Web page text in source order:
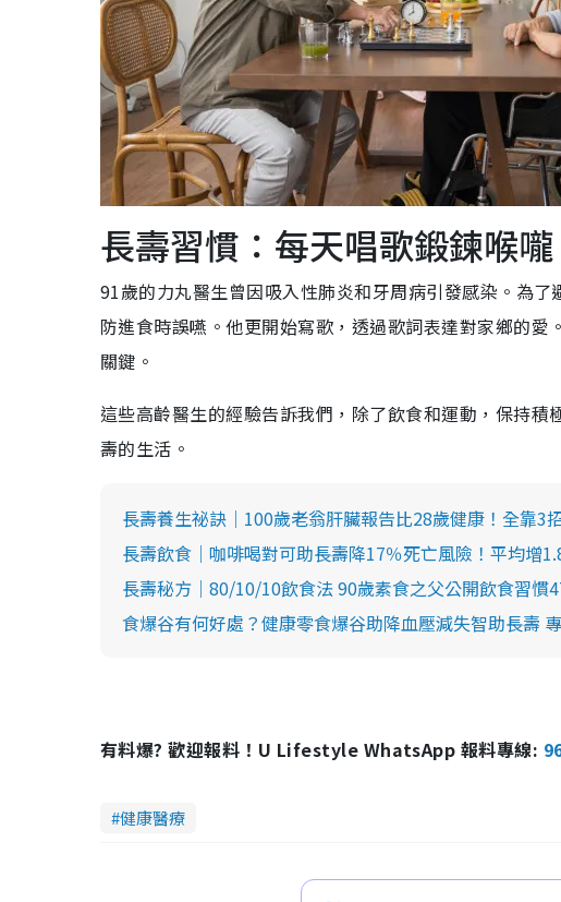
長壽習慣：每天唱歌鍛鍊喉嚨
91歲的力丸醫生曾因吸入性肺炎和牙周病引發感染。為
防進食時誤嚥。他更開始寫歌，透過歌詞表達對家鄉的
關鍵。
這些高齡醫生的經驗告訴我們，除了飲食和運動，保持
壽的生活。
長壽養生祕訣｜100歲老翁肝臟報告比28歲健康！全靠3
長壽飲食｜咖啡喝對可助長壽降17％死亡風險！平均增
長壽秘方｜80/10/10飲食法 90歲素食之父公開飲食習慣
食爆谷有何好處？健康零食爆谷助降血壓減失智助長壽
有料爆? 歡迎報料！U Lifestyle WhatsApp 報料專線:
健康醫療